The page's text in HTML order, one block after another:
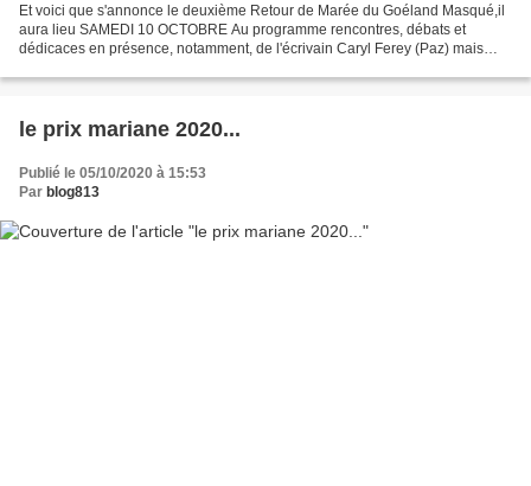
Et voici que s'annonce le deuxième Retour de Marée du Goéland Masqué,il
aura lieu SAMEDI 10 OCTOBRE Au programme rencontres, débats et
dédicaces en présence, notamment, de l'écrivain Caryl Ferey (Paz) mais
le prix mariane 2020...
Publié le 05/10/2020 à 15:53
Par blog813